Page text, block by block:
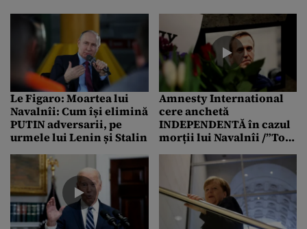
Le Figaro: Moartea lui
Navalnîi: Cum își elimină
PUTIN adversarii, pe
urmele lui Lenin și Stalin
Amnesty International
cere anchetă
INDEPENDENTĂ în cazul
morții lui Navalnîi /”Toți
trași la răspundere”